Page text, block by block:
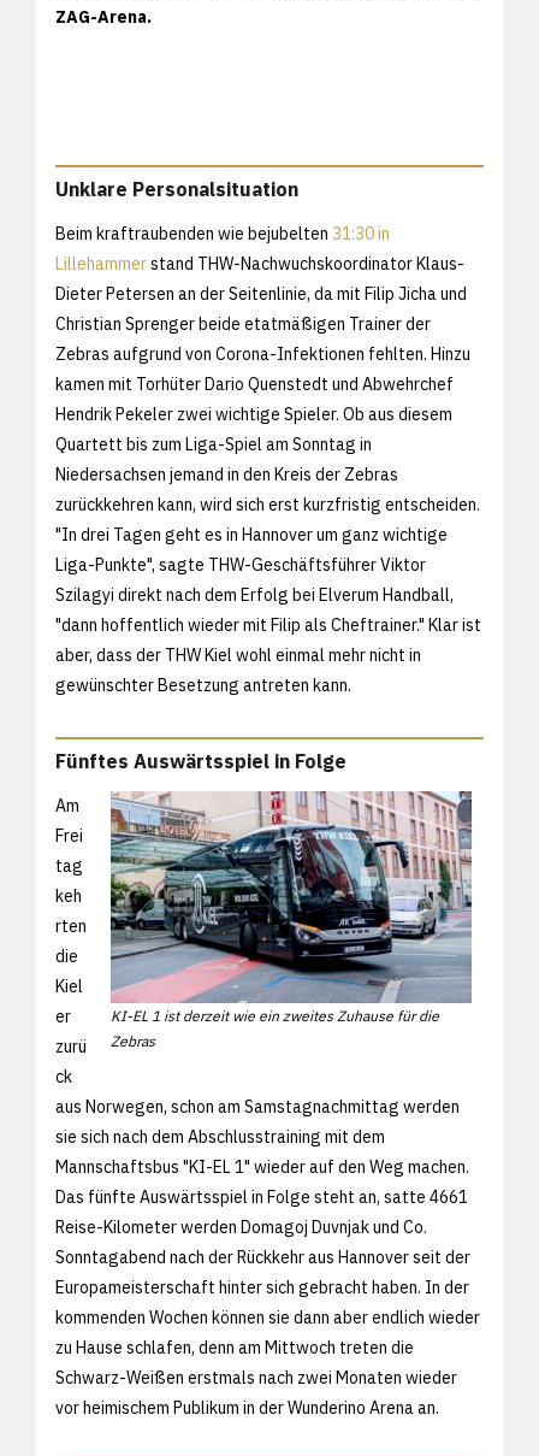
ZAG-Arena.
Unklare Personalsituation
Beim kraftraubenden wie bejubelten 31:30 in
Lillehammerstand THW-Nachwuchskoordinator Klaus-
Dieter Petersen an der Seitenlinie, da mit Filip Jicha und
Christian Sprenger beide etatmäßigen Trainer der
Zebras aufgrund von Corona-Infektionen fehlten. Hinzu
kamen mit Torhüter Dario Quenstedt und Abwehrchef
Hendrik Pekeler zwei wichtige Spieler. Ob aus diesem
Quartett bis zum Liga-Spiel am Sonntag in
Niedersachsen jemand in den Kreis der Zebras
zurückkehren kann, wird sich erst kurzfristig entscheiden.
"In drei Tagen geht es in Hannover um ganz wichtige
Liga-Punkte", sagte THW-Geschäftsführer Viktor
Szilagyi direkt nach dem Erfolg bei Elverum Handball,
"dann hoffentlich wieder mit Filip als Cheftrainer." Klar ist
aber, dass der THW Kiel wohl einmal mehr nicht in
gewünschter Besetzung antreten kann.
Fünftes Auswärtsspiel in Folge
KI-EL 1 ist derzeit wie ein zweites Zuhause für die
Zebras
Am
Frei
tag
keh
rten
die
Kiel
er
zurü
ck
aus Norwegen, schon am Samstagnachmittag werden
sie sich nach dem Abschlusstraining mit dem
Mannschaftsbus "KI-EL 1" wieder auf den Weg machen.
Das fünfte Auswärtsspiel in Folge steht an, satte 4661
Reise-Kilometer werden Domagoj Duvnjak und Co.
Sonntagabend nach der Rückkehr aus Hannover seit der
Europameisterschaft hinter sich gebracht haben. In der
kommenden Wochen können sie dann aber endlich wieder
zu Hause schlafen, denn am Mittwoch treten die
Schwarz-Weißen erstmals nach zwei Monaten wieder
vor heimischem Publikum in der Wunderino Arena an.